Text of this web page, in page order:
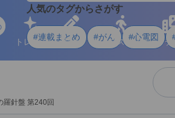
人気のタグからさがす
#連載まとめ #がん #心電図
トレンド
学ぶ ライフスタイル メデ
羅針盤 第240回